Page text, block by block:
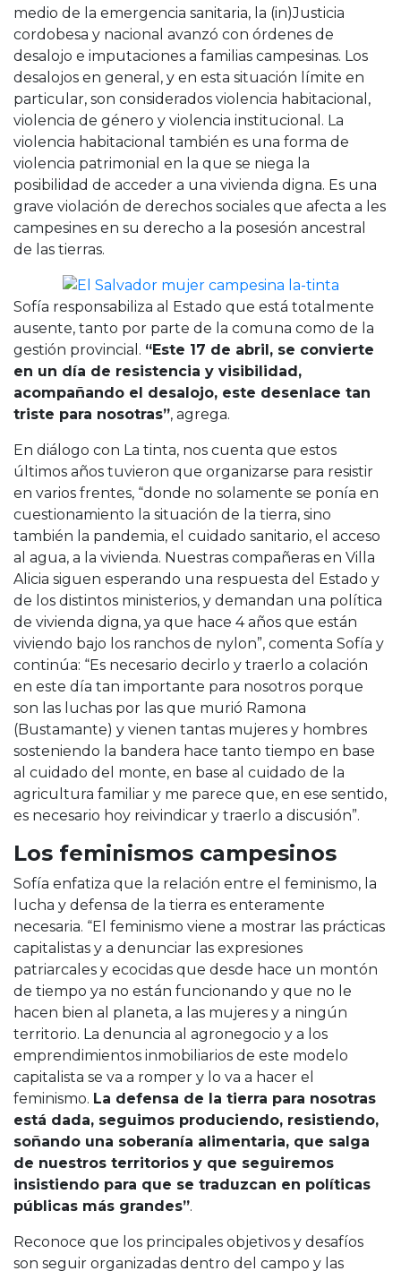
medio de la emergencia sanitaria, la (in)Justicia
cordobesa y nacional avanzó con órdenes de
desalojo e imputaciones a familias campesinas. Los
desalojos en general, y en esta situación límite en
particular, son considerados violencia habitacional,
violencia de género y violencia institucional. La
violencia habitacional también es una forma de
violencia patrimonial en la que se niega la
posibilidad de acceder a una vivienda digna. Es una
grave violación de derechos sociales que afecta a les
campesines en su derecho a la posesión ancestral
de las tierras.
Sofía responsabiliza al Estado que está totalmente
ausente, tanto por parte de la comuna como de la
gestión provincial. “Este 17 de abril, se convierte
en un día de resistencia y visibilidad,
acompañando el desalojo, este desenlace tan
triste para nosotras”, agrega.
En diálogo con La tinta, nos cuenta que estos
últimos años tuvieron que organizarse para resistir
en varios frentes, “donde no solamente se ponía en
cuestionamiento la situación de la tierra, sino
también la pandemia, el cuidado sanitario, el acceso
al agua, a la vivienda. Nuestras compañeras en Villa
Alicia siguen esperando una respuesta del Estado y
de los distintos ministerios, y demandan una política
de vivienda digna, ya que hace 4 años que están
viviendo bajo los ranchos de nylon”, comenta Sofía y
continúa: “Es necesario decirlo y traerlo a colación
en este día tan importante para nosotros porque
son las luchas por las que murió Ramona
(Bustamante) y vienen tantas mujeres y hombres
sosteniendo la bandera hace tanto tiempo en base
al cuidado del monte, en base al cuidado de la
agricultura familiar y me parece que, en ese sentido,
es necesario hoy reivindicar y traerlo a discusión”.
Los feminismos campesinos
Sofía enfatiza que la relación entre el feminismo, la
lucha y defensa de la tierra es enteramente
necesaria. “El feminismo viene a mostrar las prácticas
capitalistas y a denunciar las expresiones
patriarcales y ecocidas que desde hace un montón
de tiempo ya no están funcionando y que no le
hacen bien al planeta, a las mujeres y a ningún
territorio. La denuncia al agronegocio y a los
emprendimientos inmobiliarios de este modelo
capitalista se va a romper y lo va a hacer el
feminismo. La defensa de la tierra para nosotras
está dada, seguimos produciendo, resistiendo,
soñando una soberanía alimentaria, que salga
de nuestros territorios y que seguiremos
insistiendo para que se traduzcan en políticas
públicas más grandes”.
Reconoce que los principales objetivos y desafíos
son seguir organizadas dentro del campo y las